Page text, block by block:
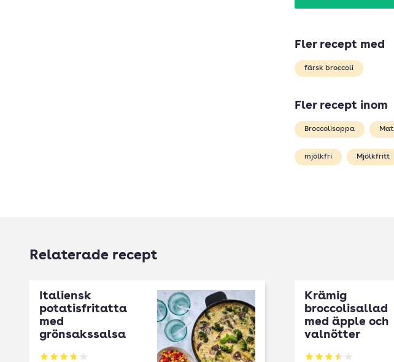
Fler recept med
färsk broccoli
Fler recept inom
Broccolisoppa Mat
mjölkfri Mjölkfritt
Relaterade recept
Italiensk
potatisfritatta
med
grönsakssalsa
Krämig
broccolisallad
med äpple och
valnötter